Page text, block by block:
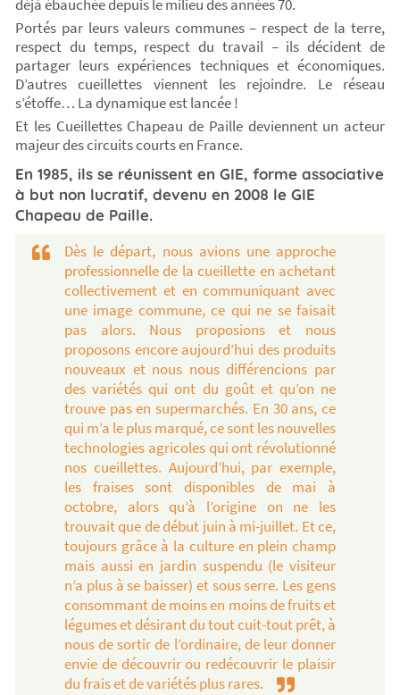
déjà ébauchée depuis le milieu des années 70.
Portés par leurs valeurs communes – respect de la terre,
respect du temps, respect du travail – ils décident de
partager leurs expériences techniques et économiques.
D’autres cueillettes viennent les rejoindre. Le réseau
s’étoffe… La dynamique est lancée !
Et les Cueillettes Chapeau de Paille deviennent un acteur
majeur des circuits courts en France.
En 1985, ils se réunissent en GIE, forme associative
à but non lucratif, devenu en 2008 le GIE
Chapeau de Paille.
Dès le départ, nous avions une approche
professionnelle de la cueillette en achetant
collectivement et en communiquant avec
une image commune, ce qui ne se faisait
pas alors. Nous proposions et nous
proposons encore aujourd’hui des produits
nouveaux et nous nous différencions par
des variétés qui ont du goût et qu’on ne
trouve pas en supermarchés. En 30 ans, ce
qui m’a le plus marqué, ce sont les nouvelles
technologies agricoles qui ont révolutionné
nos cueillettes. Aujourd’hui, par exemple,
les fraises sont disponibles de mai à
octobre, alors qu’à l’origine on ne les
trouvait que de début juin à mi-juillet. Et ce,
toujours grâce à la culture en plein champ
mais aussi en jardin suspendu (le visiteur
n’a plus à se baisser) et sous serre. Les gens
consommant de moins en moins de fruits et
légumes et désirant du tout cuit-tout prêt, à
nous de sortir de l’ordinaire, de leur donner
envie de découvrir ou redécouvrir le plaisir
du frais et de variétés plus rares.